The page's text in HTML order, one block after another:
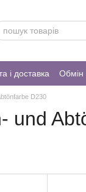
і доставка Обмін
D230
und